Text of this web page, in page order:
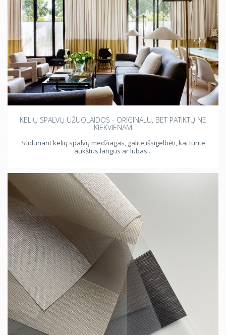
KELIŲ SPALVŲ UŽUOLAIDOS - ORIGINALU, BET PATIKTŲ NE
KIEKVIENAM
Suduriant kelių spalvų medžiagas, galite išsigelbėti, kai turite
aukštus langus ar lubas...